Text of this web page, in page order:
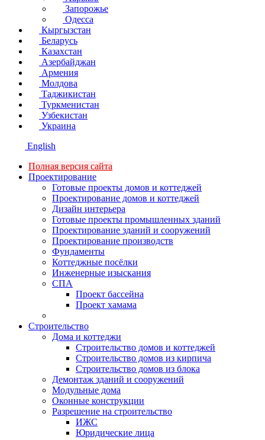
Запорожье
Одесса
Кыргызстан
Беларусь
Казахстан
Азербайджан
Армения
Молдова
Таджикистан
Туркменистан
Узбекистан
Украина
English
Полная версия сайта
Проектирование
Готовые проекты домов и коттеджей
Проектирование домов и коттеджей
Дизайн интерьера
Готовые проекты промышленных зданий
Проектирование зданий и сооружений
Проектирование производств
Фундаменты
Коттеджные посёлки
Инженерные изыскания
СПА
Проект бассейна
Проект хамама
Строительство
Дома и коттеджи
Строительство домов и коттеджей
Строительство домов из кирпича
Строительство домов из блока
Демонтаж зданий и сооружений
Модульные дома
Оконные конструкции
Разрешение на строительство
ИЖС
Юридические лица